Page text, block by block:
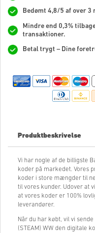
Bedømt 4,8/5 af over
Mindre end 0,3%
transaktioner.
Betal trygt – Dine
Produktbeskrivelse
Vi har nogle af de billigste
koder på markedet. Vores
koder i store mængder til
til vores kunder. Udover at
at vores koder er 100%
leverandører.
Når du har købt, vil vi
(STEAM) WW den digitale